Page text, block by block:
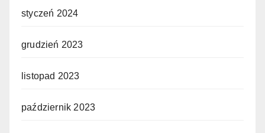
styczeń 2024
grudzień 2023
listopad 2023
październik 2023